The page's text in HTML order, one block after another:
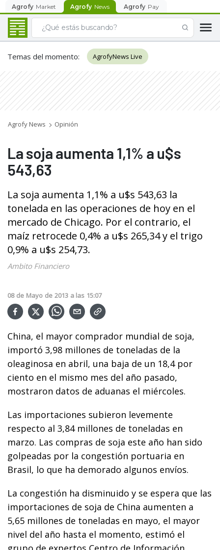
Agrofy Market Agrofy News Agrofy Pay
Temas del momento: AgrofyNews Live
Agrofy News Opinión
La soja aumenta 1,1% a u$s
543,63
La soja aumenta 1,1% a u$s 543,63 la
tonelada en las operaciones de hoy en el
mercado de Chicago. Por el contrario, el
maíz retrocede 0,4% a u$s 265,34 y el trigo
0,9% a u$s 254,73.
Ambito Financiero
08 de Mayo de 2013 a las 15:07
China, el mayor comprador mundial de soja,
importó 3,98 millones de toneladas de la
oleaginosa en abril, una baja de un 18,4 por
ciento en el mismo mes del año pasado,
mostraron datos de aduanas el miércoles.
Las importaciones subieron levemente
respecto al 3,84 millones de toneladas en
marzo. Las compras de soja este año han sido
golpeadas por la congestión portuaria en
Brasil, lo que ha demorado algunos envíos.
La congestión ha disminuido y se espera que las
importaciones de soja de China aumenten a
5,65 millones de toneladas en mayo, el mayor
nivel del año hasta el momento, estimó el